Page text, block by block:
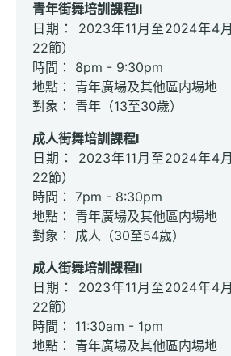
青年街舞培訓課程II
日期： 2023年11月至2024年4
22節）
時間： 8pm - 9:30pm
地點： 青年廣場及其他區内場地
對象： 青年（13至30歲）
成人街舞培訓課程I
日期： 2023年11月至2024年4
22節）
時間： 7pm - 8:30pm
地點： 青年廣場及其他區内場地
對象： 成人（30至54歲）
成人街舞培訓課程II
日期： 2023年11月至2024年4
22節）
時間： 11:30am - 1pm
地點： 青年廣場及其他區内場地